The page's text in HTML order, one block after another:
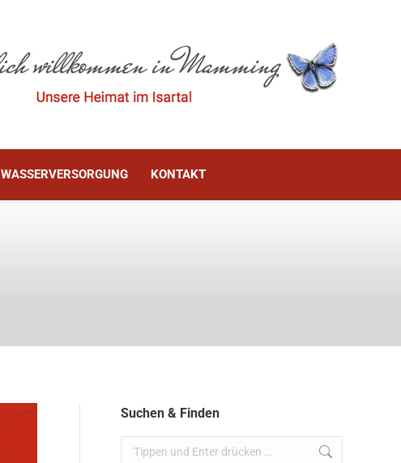
WASSERVERSORGUNG KONTAKT
Suchen & Finden
Search: